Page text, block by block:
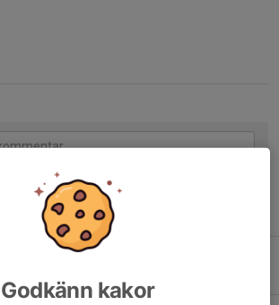
säsongen 2026/2027 - till ledare!
Godkänn kakor